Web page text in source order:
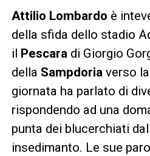
Attilio Lombardo è
della sfida dello stadio
il Pescaradi Giorgio
della Sampdoria verso
giornata ha parlato di
rispondendo ad una
punta dei blucerchiati
insedimanto. Le sue